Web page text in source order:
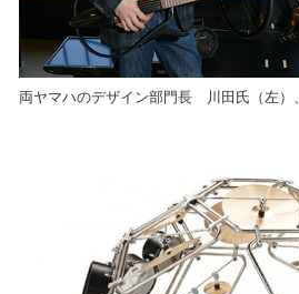
両ヤマハのデザイン部門長 川田氏（左）